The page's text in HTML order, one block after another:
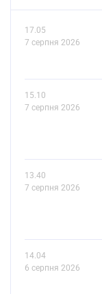
17.05
7 серпня 2026
15.10
7 серпня 2026
13.40
7 серпня 2026
14.04
6 серпня 2026